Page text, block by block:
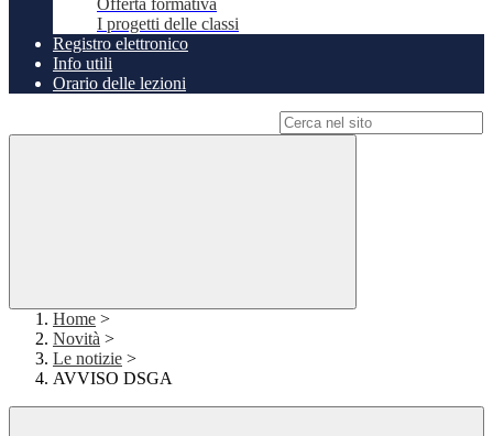
Offerta formativa
I progetti delle classi
Registro elettronico
Info utili
Orario delle lezioni
Home >
Novità >
Le notizie >
AVVISO DSGA